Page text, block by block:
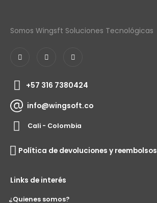
Somos Wingsft Soluciones Tecnológicas
+57 316 7380424
info@wingsoft.co
Cali - Colombia
Política de devoluciones y reembolsos
Links de interés
¿Quienes somos?